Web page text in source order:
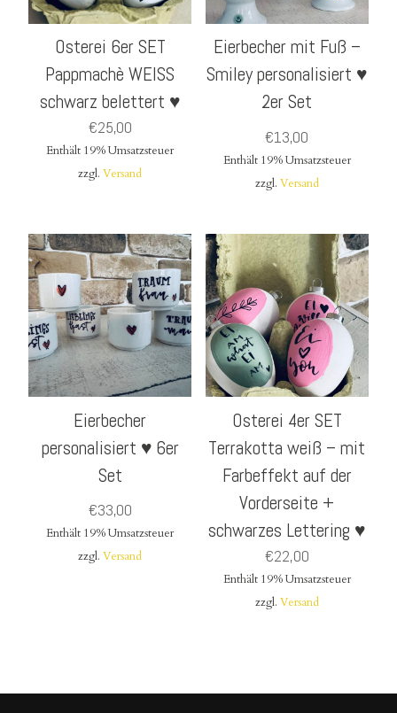
Osterei 6er SET
Pappmachè WEISS
schwarz belettert ♥
€25,00
Enthält 19% Umsatzsteuer
zzgl.Versand
Eierbecher mit Fuß –
Smiley personalisiert ♥
2er Set
€13,00
Enthält 19% Umsatzsteuer
zzgl. Versand
Eierbecher
personalisiert ♥ 6er
Set
€33,00
Enthält 19% Umsatzsteuer
zzgl.Versand
Osterei 4er SET
Terrakotta weiß – mit
Farbeffekt auf der
Vorderseite +
schwarzes Lettering ♥
€22,00
Enthält 19% Umsatzsteuer
zzgl. Versand